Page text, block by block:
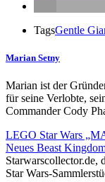
TagsGentle
Marian Setny
Marian ist der
für seine Verlobte,
Commander Cody
LEGO Star Wars
Neues Beast
Starwarscollector.de,
Star Wars-